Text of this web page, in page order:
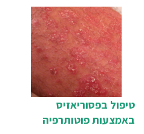
טיפולים ביתיים יכולים להקל על
התסמינים? תשובות לשאלות
נוספות במדריך שלפניכם.
טיפול בפסוריאזיס
באמצעות פוטותרפיה